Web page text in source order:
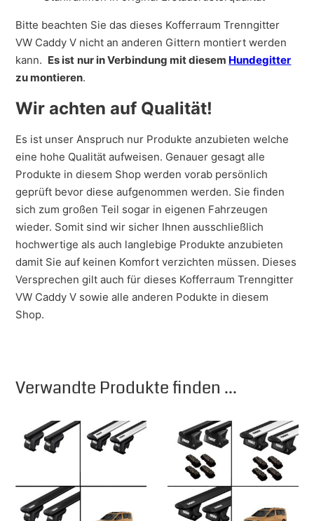
Bitte beachten Sie das dieses Kofferraum Trenngitter
VW Caddy V nicht an anderen Gittern montiert werden
kann. Es ist nur in Verbindung mit diesem Hundegitter
zu montieren.
Wir achten auf Qualität!
Es ist unser Anspruch nur Produkte anzubieten welche
eine hohe Qualität aufweisen. Genauer gesagt alle
Produkte in diesem Shop werden vorab persönlich
geprüft bevor diese aufgenommen werden. Sie finden
sich zum großen Teil sogar in eigenen Fahrzeugen
wieder. Somit sind wir sicher Ihnen ausschließlich
hochwertige als auch langlebige Produkte anzubieten
damit Sie auf keinen Komfort verzichten müssen. Dieses
Versprechen gilt auch für dieses Kofferraum Trenngitter
VW Caddy V sowie alle anderen Podukte in diesem
Shop.
Verwandte Produkte finden ...